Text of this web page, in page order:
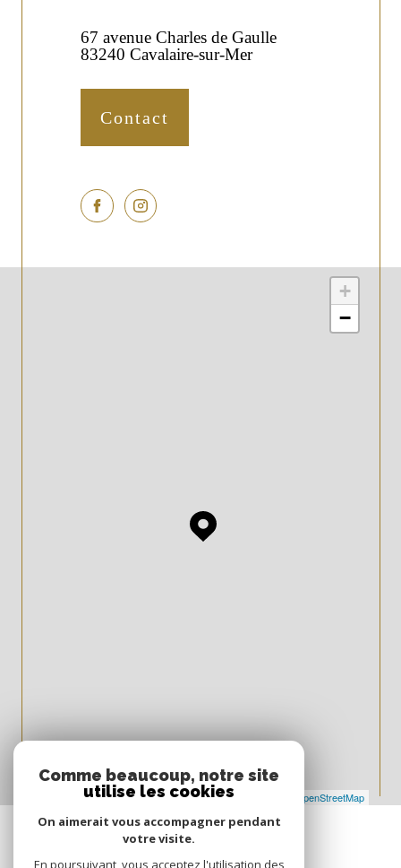
+
−
Leaflet|©Jawg © OpenStreetMap
67 avenue Charles de Gaulle
83240 Cavalaire-sur-Mer
Contact
Comme beaucoup, notre site
utilise les cookies
On aimerait vous accompagner pendant
votre visite.
En poursuivant, vous acceptez l'utilisation des